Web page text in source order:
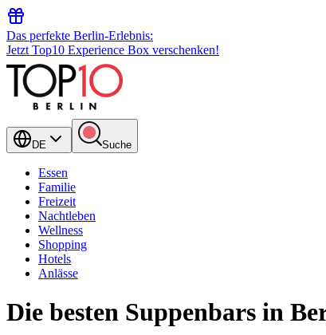
Das perfekte Berlin-Erlebnis:
Jetzt Top10 Experience Box verschenken!
DE Suche
Essen
Familie
Freizeit
Nachtleben
Wellness
Shopping
Hotels
Anlässe
Die besten Suppenbars in